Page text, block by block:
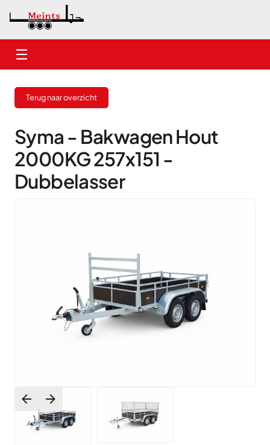
Nieuwe aanhangwagens
Gebruikte aanhangwagens
Verhuur
Onderhoud
Terug naar overzicht
Syma - Bakwagen Hout
2000KG 257x151 -
Dubbelasser